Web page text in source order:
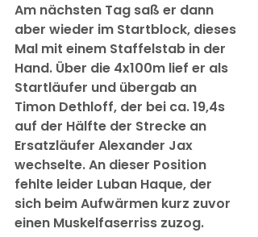
Am nächsten Tag saß er dann
aber wieder im Startblock, dieses
Mal mit einem Staffelstab in der
Hand. Über die 4x100m lief er als
Startläufer und übergab an
Timon Dethloff, der bei ca. 19,4s
auf der Hälfte der Strecke an
Ersatzläufer Alexander Jax
wechselte. An dieser Position
fehlte leider Luban Haque, der
sich beim Aufwärmen kurz zuvor
einen Muskelfaserriss zuzog.